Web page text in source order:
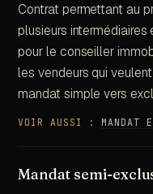
Contrat permettant au
plusieurs
pour le conseiller
les vendeurs qui
mandat simple vers
VOIR AUSSI : MANDAT
Mandat semi-